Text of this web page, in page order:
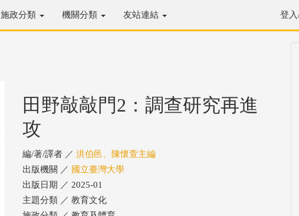
施政分類 機關分類 友站連結 登
田野敲敲門2：調查研究再進
攻
編/著/譯者 ／ 洪伯邑、陳懷萱主編
出版機關 ／ 國立臺灣大學
出版日期 ／ 2025-01
主題分類 ／ 教育文化